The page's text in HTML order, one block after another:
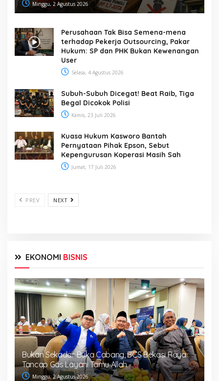
Minggu, 2 Agustus 2026
Perusahaan Tak Bisa Semena-mena
terhadap Pekerja Outsourcing, Pakar
Hukum: SP dan PHK Bukan Kewenangan
User
Selasa, 4 Agustus 2026
Subuh-Subuh Dicegat! Beat Raib, Tiga
Begal Dicokok Polisi
Kamis, 23 Juli 2026
Kuasa Hukum Kasworo Bantah
Pernyataan Pihak Epson, Sebut
Kepengurusan Koperasi Masih Sah
Jumat, 17 Juli 2026
PREV NEXT
EKONOMI BISNIS
Bukan Sekadar Buka Cabang, BCS Bekasi Raya
Tancap Gas Layani Tamu Allah
Minggu, 2 Agustus 2026